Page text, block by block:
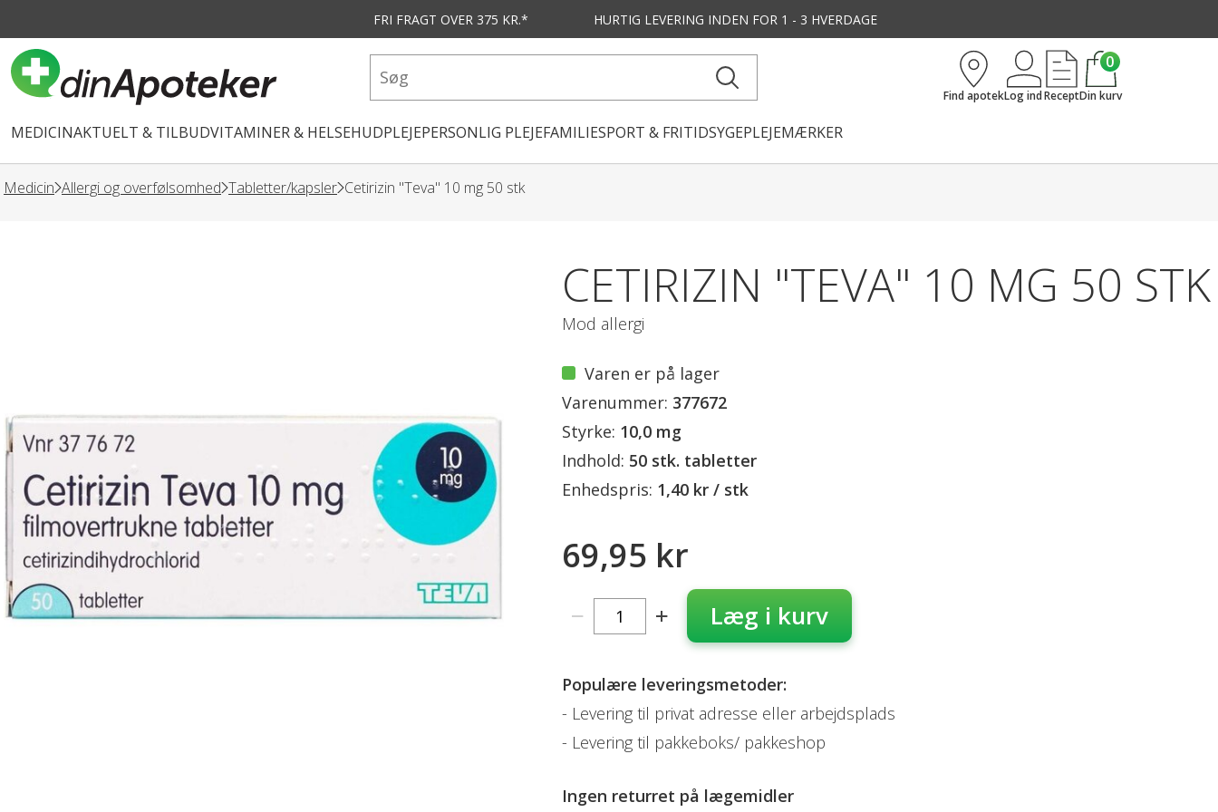
FRI FRAGT OVER 375 KR.* HURTIG LEVERING INDEN FOR 1 - 3 HVERDAGE
MEDICINAKTUELT & TILBUDVITAMINER & HELSEHUDPLEJEPERSONLIG PLEJEFAMILIESPORT & FRITIDSYGEPLEJEMÆRKER
Find apotekLog indRecept
0
Din kurv
Medicin Allergi og overfølsomhed Tabletter/kapsler Cetirizin "Teva" 10 mg 50 stk
CETIRIZIN "TEVA" 10 MG 50 STK
Mod allergi
Varen er på lager
Varenummer: 377672
Styrke: 10,0 mg
Indhold: 50 stk. tabletter
Enhedspris: 1,40 kr / stk
69,95 kr
Læg i kurv
Populære leveringsmetoder:
Levering til privat adresse eller arbejdsplads
Levering til pakkeboks/ pakkeshop
Ingen returret på lægemidler